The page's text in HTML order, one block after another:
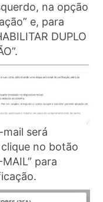
na opção
e, para
DUPLO
será
no botão
para